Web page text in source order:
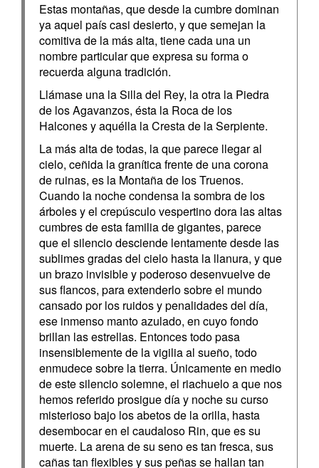
Estas montañas, que desde la cumbre dominan
ya aquel país casi desierto, y que semejan la
comitiva de la más alta, tiene cada una un
nombre particular que expresa su forma o
recuerda alguna tradición.
Llámase una la Silla del Rey, la otra la Piedra
de los Agavanzos, ésta la Roca de los
Halcones y aquélla la Cresta de la Serpiente.
La más alta de todas, la que parece llegar al
cielo, ceñida la granítica frente de una corona
de ruinas, es la Montaña de los Truenos.
Cuando la noche condensa la sombra de los
árboles y el crepúsculo vespertino dora las altas
cumbres de esta familia de gigantes, parece
que el silencio desciende lentamente desde las
sublimes gradas del cielo hasta la llanura, y que
un brazo invisible y poderoso desenvuelve de
sus flancos, para extenderlo sobre el mundo
cansado por los ruidos y penalidades del día,
ese inmenso manto azulado, en cuyo fondo
brillan las estrellas. Entonces todo pasa
insensiblemente de la vigilia al sueño, todo
enmudece sobre la tierra. Únicamente en medio
de este silencio solemne, el riachuelo a que nos
hemos referido prosigue día y noche su curso
misterioso bajo los abetos de la orilla, hasta
desembocar en el caudaloso Rin, que es su
muerte. La arena de su seno es tan fresca, sus
cañas tan flexibles y sus peñas se hallan tan